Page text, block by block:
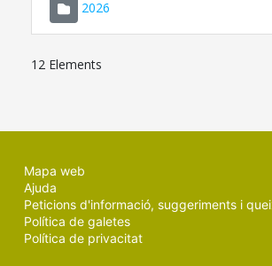
2026
12 Elements
Mapa web
Ajuda
Peticions d'informació, suggeriments i
Política de galetes
Política de privacitat